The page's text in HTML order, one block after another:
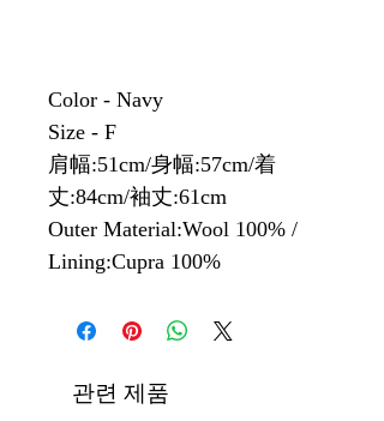
Color - Navy
Size - F
肩幅:51cm/身幅:57cm/着
丈:84cm/袖丈:61cm
Outer Material:Wool 100% /
Lining:Cupra 100%
관련 제품